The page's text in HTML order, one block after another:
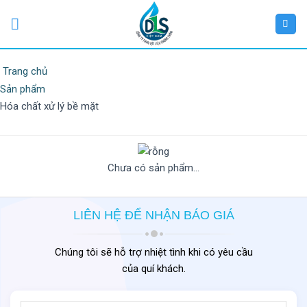
Trang chủ
Sản phẩm
Hóa chất xử lý bề mặt
Chưa có sản phẩm...
LIÊN HỆ ĐỂ NHẬN BÁO GIÁ
Chúng tôi sẽ hỗ trợ nhiệt tình khi có yêu cầu
của quí khách.